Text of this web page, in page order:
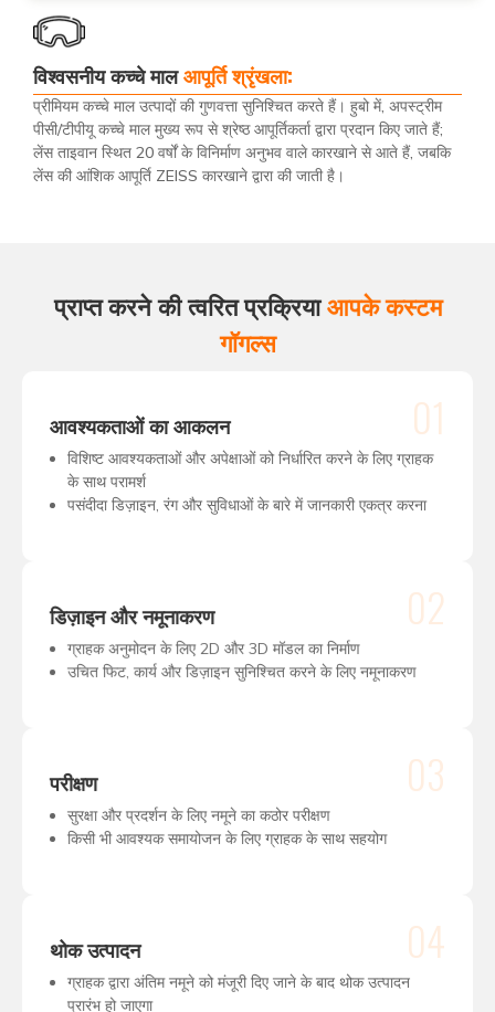
विश्वसनीय कच्चे मालआपूर्ति श्रृंखला:
प्रीमियम कच्चे माल उत्पादों की गुणवत्ता सुनिश्चित करते हैं। हुबो में, अपस्ट्रीम
पीसी/टीपीयू कच्चे माल मुख्य रूप से श्रेष्ठ आपूर्तिकर्ता द्वारा प्रदान किए जाते हैं;
लेंस ताइवान स्थित 20 वर्षों के विनिर्माण अनुभव वाले कारखाने से आते हैं, जबकि
लेंस की आंशिक आपूर्ति ZEISS कारखाने द्वारा की जाती है।
प्राप्त करने की त्वरित प्रक्रियाआपके कस्टम
गॉगल्स
01
आवश्यकताओं का आकलन
विशिष्ट आवश्यकताओं और अपेक्षाओं को निर्धारित करने के लिए ग्राहक
के साथ परामर्श
पसंदीदा डिज़ाइन, रंग और सुविधाओं के बारे में जानकारी एकत्र करना
02
डिज़ाइन और नमूनाकरण
ग्राहक अनुमोदन के लिए 2D और 3D मॉडल का निर्माण
उचित फिट, कार्य और डिज़ाइन सुनिश्चित करने के लिए नमूनाकरण
03
परीक्षण
सुरक्षा और प्रदर्शन के लिए नमूने का कठोर परीक्षण
किसी भी आवश्यक समायोजन के लिए ग्राहक के साथ सहयोग
04
थोक उत्पादन
ग्राहक द्वारा अंतिम नमूने को मंजूरी दिए जाने के बाद थोक उत्पादन
प्रारंभ हो जाएगा